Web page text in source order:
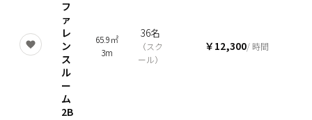
フ
ァ
レ
ン
ス
ル
ー
ム
2B
65.9㎡
3m
36名
（スク
ール）
￥12,300/ 時間